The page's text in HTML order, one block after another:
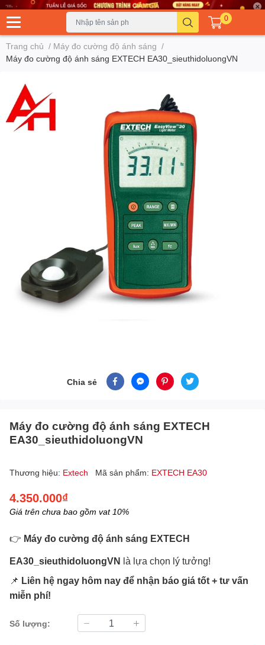
0
Trang chủ / Máy đo cường độ ánh sáng /
Máy đo cường độ ánh sáng EXTECH EA30_sieuthidoluongVN
Chia sẻ
Máy đo cường độ ánh sáng EXTECH
EA30_sieuthidoluongVN
Thương hiệu: Extech Mã sản phẩm: EXTECH EA30
4.350.000₫
Giá trên chưa bao gồm vat 10%
👉 Máy đo cường độ ánh sáng EXTECH
EA30_sieuthidoluongVN
là lựa chọn lý tưởng!
📌 Liên hệ ngay hôm nay để nhận báo giá tốt + tư vấn
miễn phí!
Số lượng: